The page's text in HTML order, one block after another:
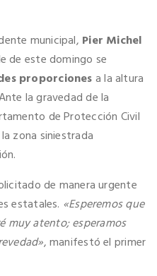
municipal, Pier Michel
de este domingo se
proporcionesa la altura
la gravedad de la
de Protección Civil
zona siniestrada
de manera urgente
estatales. «Esperemos que
muy atento; esperamos
, manifestó el primer